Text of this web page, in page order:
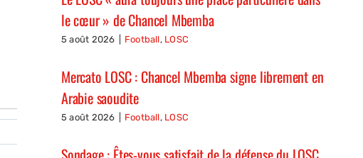
le cœur » de Chancel Mbemba
5 août 2026 Football, LOSC
Mercato LOSC : Chancel Mbemba signe librement en
Arabie saoudite
5 août 2026 Football, LOSC